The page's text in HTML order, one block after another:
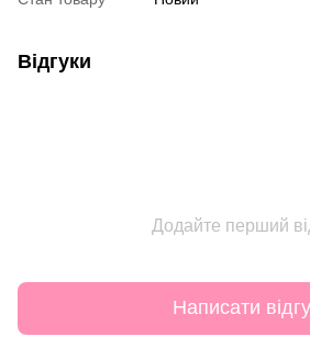
Відгуки
Додайте перший
Написати